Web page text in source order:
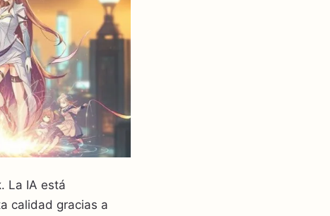
. La IA está
calidad gracias a